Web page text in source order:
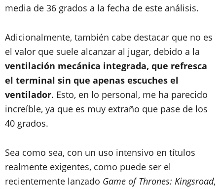
media de 36 grados a la fecha de este análisis.
Adicionalmente, también cabe destacar que no es
el valor que suele alcanzar al jugar, debido a la
ventilación mecánica integrada, que refresca
el terminal sin que apenas escuches el
ventilador. Esto, en lo personal, me ha parecido
increíble, ya que es muy extraño que pase de los
40 grados.
Sea como sea, con un uso intensivo en títulos
realmente exigentes, como puede ser el
recientemente lanzado Game of Thrones: Kingsroad,